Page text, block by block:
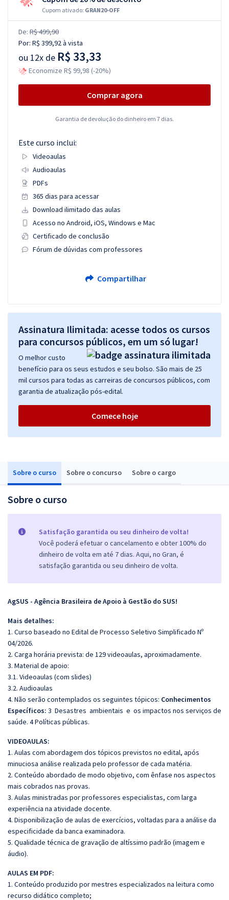
Sobre o curso Sobre o concurso Sobre o cargo
Sobre o curso
Satisfação garantida ou seu dinheiro de volta!
Você poderá efetuar o cancelamento e obter 100% do
dinheiro de volta em até 7 dias. Aqui, no Gran, é
satisfação garantida ou seu dinheiro de volta.
AgSUS - Agência Brasileira de Apoio à Gestão do SUS!
Mais detalhes:
1. Curso baseado no Edital de Processo Seletivo Simplificado Nº
04/2026.
2. Carga horária prevista: de 129 videoaulas, aproximadamente.
3. Material de apoio:
3.1. Videoaulas (com slides)
3.2. Audioaulas
4. Não serão contemplados os seguintes tópicos: Conhecimentos
Específicos: 3 Desastres ambientais e os impactos nos serviços de
saúde. 4 Políticas públicas.
VIDEOAULAS:
1. Aulas com abordagem dos tópicos previstos no edital, após
minuciosa análise realizada pelo professor de cada matéria.
2. Conteúdo abordado de modo objetivo, com ênfase nos aspectos
mais cobrados nas provas.
3. Aulas ministradas por professores especialistas, com larga
experiência na atividade docente.
4. Disponibilização de aulas de exercícios, voltadas para a análise da
especificidade da banca examinadora.
5. Qualidade técnica de gravação de altíssimo padrão (imagem e
áudio).
AULAS EM PDF:
1. Conteúdo produzido por mestres especializados na leitura como
recurso didático completo;
Cupom ativado: GRAN20-OFF
De: R$ 499,90
Por: R$ 399,92à vista
ou 12x de R$ 33,33
Economize R$ 99,98 (-20%)
Comprar agora
Garantia de devolução do dinheiro em 7 dias.
Este curso inclui:
Videoaulas
Audioaulas
PDFs
365 dias para acessar
Download ilimitado das aulas
Acesso no Android, iOS, Windows e Mac
Certificado de conclusão
Fórum de dúvidas com professores
Compartilhar
Assinatura Ilimitada: acesse todos os cursos
para concursos públicos, em um só lugar!
O melhor custo
benefício para os seus estudos e seu bolso. São mais de 25
mil cursos para todas as carreiras de concursos públicos, com
garantia de atualização pós-edital.
Comece hoje